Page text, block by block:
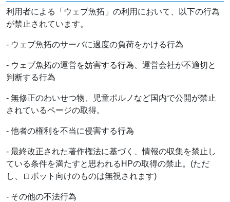
利用者による「ウェブ魚拓」の利用において、以下の行為
が禁止されています。
- ウェブ魚拓のサーバに過度の負荷をかける行為
- ウェブ魚拓の運営を妨害する行為、運営会社が不適切と
判断する行為
- 無修正のわいせつ物、児童ポルノなど国内で公開が禁止
されているページの取得。
- 他者の権利を不当に侵害する行為
- 最終改正された著作権法に基づく、情報の収集を禁止し
ている条件を満たすと思われるHPの取得の禁止。(ただ
し、ロボット向けのものは無視されます)
- その他の不法行為